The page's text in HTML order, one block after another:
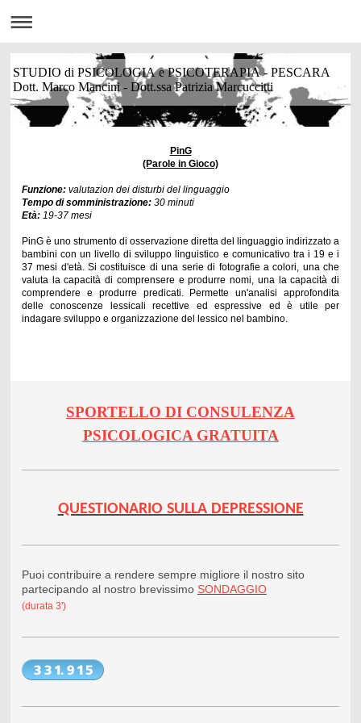
STUDIO di PSICOLOGIA e PSICOTERAPIA - PESCARA
Dott. Marco Mancini - Dott.ssa Patrizia Marcuccitti
PinG
(Parole in Gioco)
Funzione:valutazion dei disturbi del linguaggio
Tempo di somministrazione:30 minuti
Età:19-37 mesi
PinG è uno strumento di osservazione diretta del linguaggio indirizzato a
bambini con un livello di sviluppo linguistico e comunicativo tra i 19 e i
37 mesi d'età. Si costituisce di una serie di fotografie a colori, una che
valuta la capacità di comprensere e produrre nomi, una la capacità di
comprendere e produrre predicati. Permette un'analisi approfondita
delle conoscenze lessicali recettive ed espressive ed è utile per
indagare sviluppo e organizzazione del lessico nel bambino.
SPORTELLO DI CONSULENZA
PSICOLOGICA GRATUITA
QUESTIONARIO SULLA DEPRESSIONE
Puoi contribuire a rendere sempre migliore il nostro sito
partecipando al nostro brevissimo SONDAGGIO
(durata 3')